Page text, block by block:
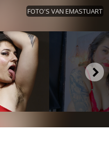
FOTO'S VAN EMASTUART